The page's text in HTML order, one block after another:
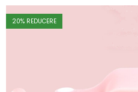
20% REDUCERE